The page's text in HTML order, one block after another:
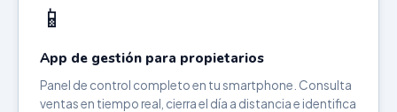
📱
App de gestión para propietarios
Panel de control completo en tu smartphone. Consulta
ventas en tiempo real, cierra el día a distancia e identifica